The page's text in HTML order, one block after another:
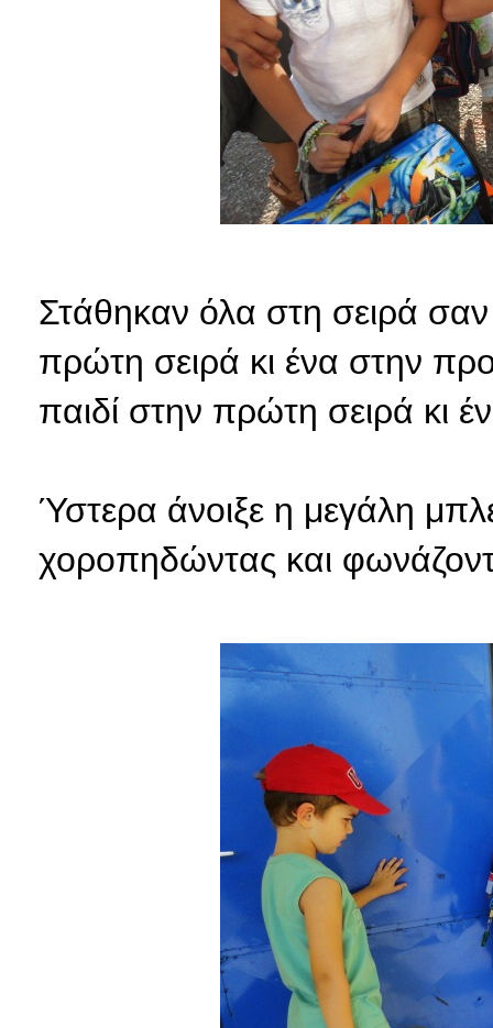
Στάθηκαν όλα στη σειρά σαν
πρώτη σειρά κι ένα στην
παιδί στην πρώτη σειρά κι
Ύστερα άνοιξε η μεγάλη
χοροπηδώντας και